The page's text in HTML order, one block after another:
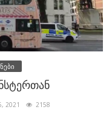
2021 2158